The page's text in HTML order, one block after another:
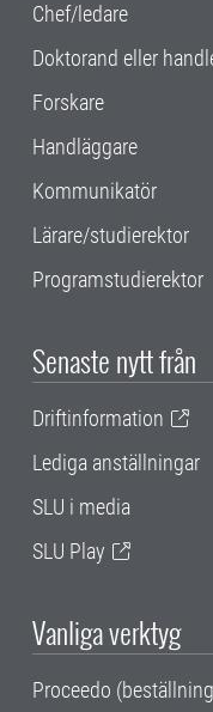
Chef/ledare
Doktorand eller
Forskare
Handläggare
Kommunikatör
Lärare/studierektor
Programstudierektor
Senaste nytt från
Driftinformation
Lediga anställningar
SLU i media
SLU Play
Vanliga verktyg
Proceedo